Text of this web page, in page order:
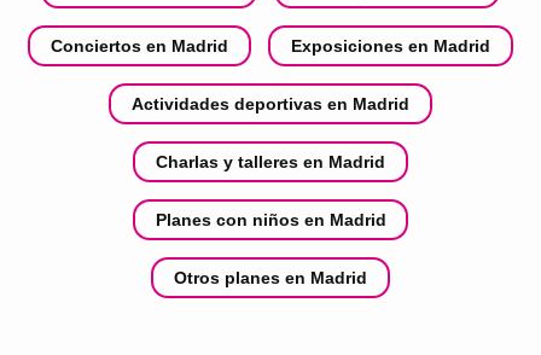
Conciertos en Madrid Exposiciones en Madrid
Actividades deportivas en Madrid
Charlas y talleres en Madrid
Planes con niños en Madrid
Otros planes en Madrid